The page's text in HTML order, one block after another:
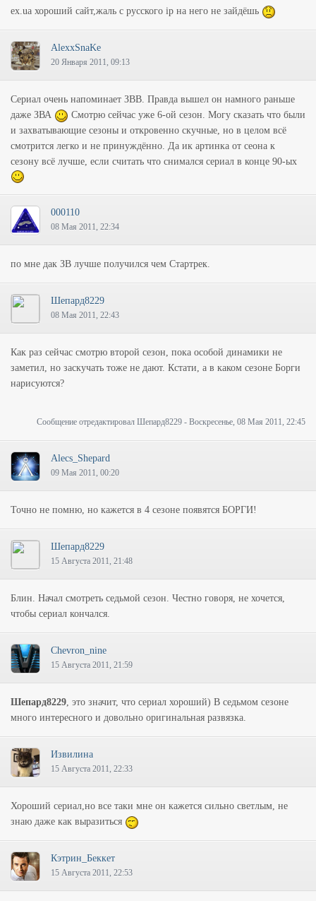
ex.ua хороший сайт,жаль с русского ip на него не зайдёшь
AlexxSnaKe
20 Января 2011, 09:13
Сериал очень напоминает ЗВВ. Правда вышел он намного раньше
даже ЗВА
Смотрю сейчас уже 6-ой сезон. Могу сказать что были
и захватывающие сезоны и откровенно скучные, но в целом всё
смотрится легко и не принуждённо. Да ик артинка от сеона к
сезону всё лучше, если считать что снимался сериал в конце 90-ых
000110
08 Мая 2011, 22:34
по мне дак ЗВ лучше получился чем Стартрек.
Шепард8229
08 Мая 2011, 22:43
Как раз сейчас смотрю второй сезон, пока особой динамики не
заметил, но заскучать тоже не дают. Кстати, а в каком сезоне Борги
нарисуются?
Сообщение отредактировал Шепард8229 - Воскресенье, 08 Мая 2011, 22:45
Alecs_Shepard
09 Мая 2011, 00:20
Точно не помню, но кажется в 4 сезоне появятся БОРГИ!
Шепард8229
15 Августа 2011, 21:48
Блин. Начал смотреть седьмой сезон. Честно говоря, не хочется,
чтобы сериал кончался.
Chevron_nine
15 Августа 2011, 21:59
Шепард8229, это значит, что сериал хороший) В седьмом сезоне
много интересного и довольно оригинальная развязка.
Извилина
15 Августа 2011, 22:33
Хороший сериал,но все таки мне он кажется сильно светлым, не
знаю даже как выразиться
Кэтрин_Беккет
15 Августа 2011, 22:53